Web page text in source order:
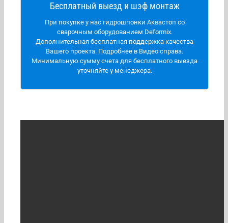
Бесплатный выезд и шэф монтаж
При покупке у нас гидрошпонки Аквастоп со
сварочным оборудованием Deformix.
Дополнительная бесплатная поддержка качества
Вашего проекта. Подробнее в Видео справа.
Минимальную сумму счета для бесплатного выезда
уточняйте у менеджера.
Города и области: Москва, Санкт- Петербург,
Краснодар, Крым, Донецк, Луганск, Херсон,
Запорожская область, Мариуполь, Астрахань,
Волгоград, Кавказ.
В общем, вся центральная часть России, Кавказ,
Южные регионы и новые регионы.